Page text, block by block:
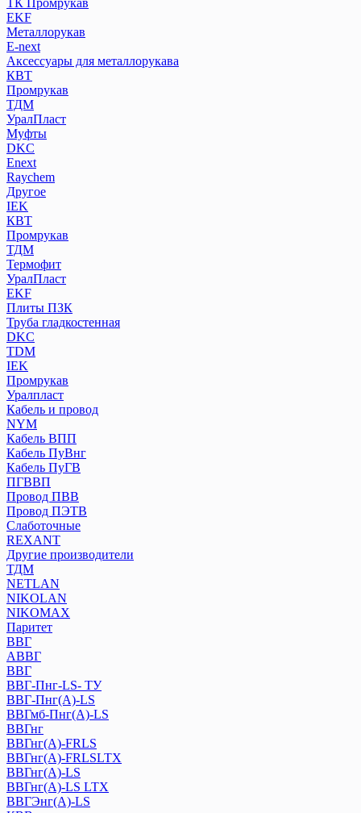
ТК Промрукав
EKF
Металлорукав
E-next
Аксессуары для металлорукава
КВТ
Промрукав
ТДМ
УралПласт
Муфты
DKC
Enext
Raychem
Другое
IEK
КВТ
Промрукав
ТДМ
Термофит
УралПласт
EKF
Плиты ПЗК
Труба гладкостенная
DKC
TDM
IEK
Промрукав
Уралпласт
Кабель и провод
NYM
Кабель ВПП
Кабель ПуВнг
Кабель ПуГВ
ПГВВП
Провод ПВВ
Провод ПЭТВ
Слаботочные
REXANT
Другие производители
ТДМ
NETLAN
NIKOLAN
NIKOMAX
Паритет
ВВГ
АВВГ
ВВГ
ВВГ-Пнг-LS- ТУ
ВВГ-Пнг(А)-LS
ВВГмб-Пнг(А)-LS
ВВГнг
ВВГнг(А)-FRLS
ВВГнг(А)-FRLSLTX
ВВГнг(А)-LS
ВВГнг(А)-LS LTХ
ВВГЭнг(А)-LS